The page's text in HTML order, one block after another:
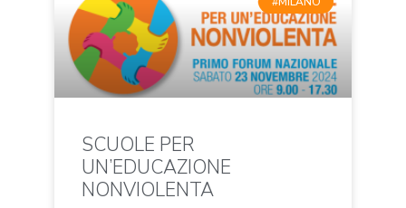
SCUOLE PER
UN’EDUCAZIONE
NONVIOLENTA